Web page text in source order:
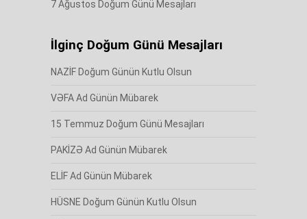
7 Ağustos Doğum Günü Mesajları
İlginç Doğum Günü Mesajları
NAZİF Doğum Günün Kutlu Olsun
VƏFA Ad Günün Mübarek
15 Temmuz Doğum Günü Mesajları
PAKİZƏ Ad Günün Mübarek
ELİF Ad Günün Mübarek
HÜSNE Doğum Günün Kutlu Olsun